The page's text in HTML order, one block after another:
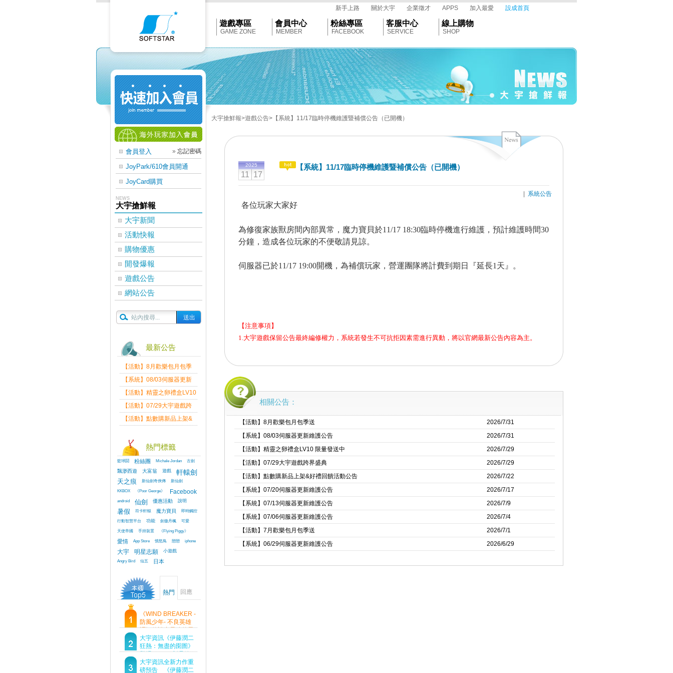
Softstar
新手上路 關於大宇 企業徵才 APPS 加入最愛 設成首頁
遊戲專區
GAME ZONE
會員中心
MEMBER
粉絲專區
FACEBOOK
客服中心
SERVICE
線上購物
SHOP
會員登入 » 忘記密碼
JoyPark/610會員開通
JoyCard購買
NEWS
大宇搶鮮報
大宇新聞
活動快報
購物優惠
開發爆報
遊戲公告
網站公告
最新公告
【活動】8月歡樂包月包季
送
【系統】08/03伺服器更新
維護公告
【活動】精靈之卵禮盒LV10
限量發送中
【活動】07/29大宇遊戲跨
界盛典
【活動】點數購新品上架&
熱門標籤
籃球鬪 粉絲團 Michale Jordan 古劍
飄渺西遊 大富翁 遊戲 軒轅劍
天之痕 新仙劍奇俠傳
新仙劍
KKBOX
《Poor George》 Facebook
android 仙劍 優惠活動 說明
暑假 符卡軒轅 魔力寶貝
即時觸控
行動智慧平台
功能 劍傲丹楓
可愛
天使帝國
手持裝置 《Flying Piggy》
愛情 App Store 憤怒鳥 戀戀 iphone
大宇 明星志願
小遊戲
Angry Bird
仙五 日本
熱門 回應
《WIND BREAKER -
防風少年- 不良英雄
譚》傳說中最強的男
人現身！即將顛覆風
鈴高中！
大宇資訊《伊藤潤二
狂熱：無盡的囹圄》
登場 Steam 新品節
首支預告片及遊戲
Demo重磅釋出
大宇資訊全新力作重
磅預告 《伊藤潤二
大宇搶鮮報>遊戲公告>【系統】11/17臨時停機維護暨補償公告（已開機）
2025
11 17
【系統】11/17臨時停機維護暨補償公告（已開機）
系統公告
各位玩家大家好
為修復家族獸房間內部異常 ，魔力寶貝於11/17 18:30臨時停機進行維護，預計維護時間30
分鐘 ， 造成各位玩家的不便敬請見諒。
伺服器已於11/17 19:00開機， 為補償玩家 ， 營運團隊將計費到期日『延長1天 』 。
【注意事項】
1.大宇遊戲保留公告最終編修權力，系統若發生不可抗拒因素需進行異動，將以官網最新公告內容為主。
相關公告：
【活動】8月歡樂包月包季送
2026/7/31
【系統】08/03伺服器更新維護公告
2026/7/31
【活動】精靈之卵禮盒LV10 限量發送中
2026/7/29
【活動】07/29大宇遊戲跨界盛典
2026/7/29
【活動】點數購新品上架&好禮回饋活動公告
2026/7/22
【系統】07/20伺服器更新維護公告
2026/7/17
【系統】07/13伺服器更新維護公告
2026/7/9
【系統】07/06伺服器更新維護公告
2026/7/4
【活動】7月歡樂包月包季送
2026/7/1
【系統】06/29伺服器更新維護公告
2026/6/29